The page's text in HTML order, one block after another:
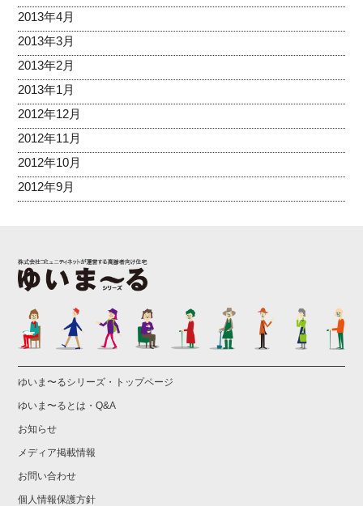
2013年4月
2013年3月
2013年2月
2013年1月
2012年12月
2012年11月
2012年10月
2012年9月
ゆいま〜るシリーズ・トップページ
ゆいま〜るとは・Q&A
お知らせ
メディア掲載情報
お問い合わせ
個人情報保護方針